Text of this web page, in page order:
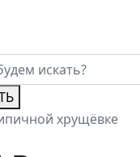
хрущёвке